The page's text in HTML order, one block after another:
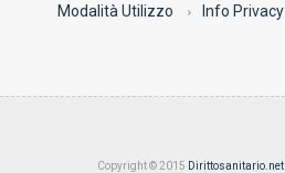
Modalità Utilizzo
Info Privacy
Copyright © 2015 Dirittosanitario.net